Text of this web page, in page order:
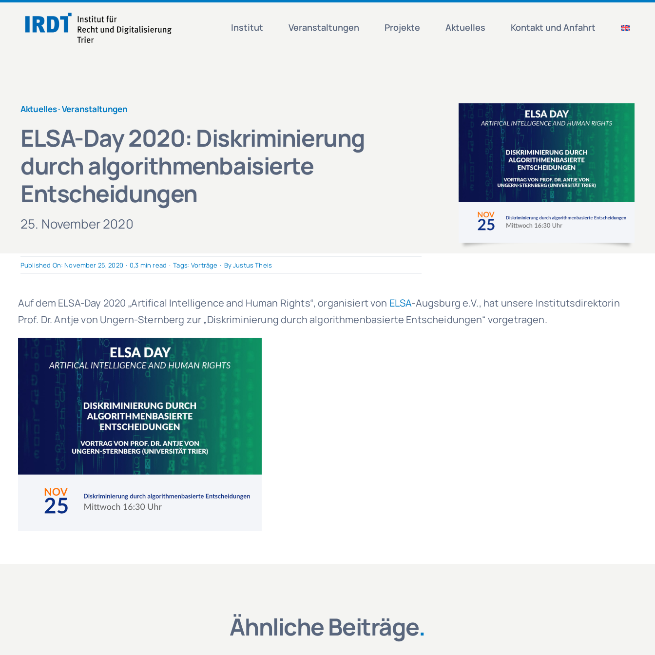
Institut Veranstaltungen Projekte Aktuelles Kontakt und Anfahrt
Aktuelles ·Veranstaltungen
ELSA-Day 2020: Diskriminierung
durch algorithmenbaisierte
Entscheidungen
25. November 2020
Published On: November 25, 2020 · 0,3 min read · Tags:Vorträge · ByJustus Theis
Auf dem ELSA-Day 2020 „Artifical Intelligence and Human Rights“, organisiert von ELSA-Augsburg e.V., hat unsere Institutsdirektorin
Prof. Dr. Antje von Ungern-Sternberg zur „Diskriminierung durch algorithmenbasierte Entscheidungen“ vorgetragen.
Ähnliche Beiträge.